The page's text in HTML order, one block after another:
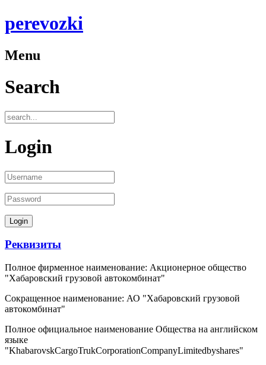
perevozki
Menu
Search
Login
Реквизиты
Полное фирменное наименование: Акционерное общество
"Хабаровский грузовой автокомбинат"
Сокращенное наименование: АО "Хабаровский грузовой
автокомбинат"
Полное официальное наименование Общества на английском
языке
"KhabarovskCargoTrukCorporationCompanyLimitedbyshares"